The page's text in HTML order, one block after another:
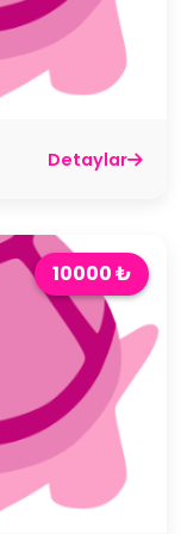
Detaylar
10000 ₺